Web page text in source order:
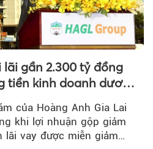
lãi gần 2.300 tỷ đồng
tiền kinh doanh dương
của Hoàng Anh Gia Lai
khi lợi nhuận gộp giảm
lãi vay được miễn giảm